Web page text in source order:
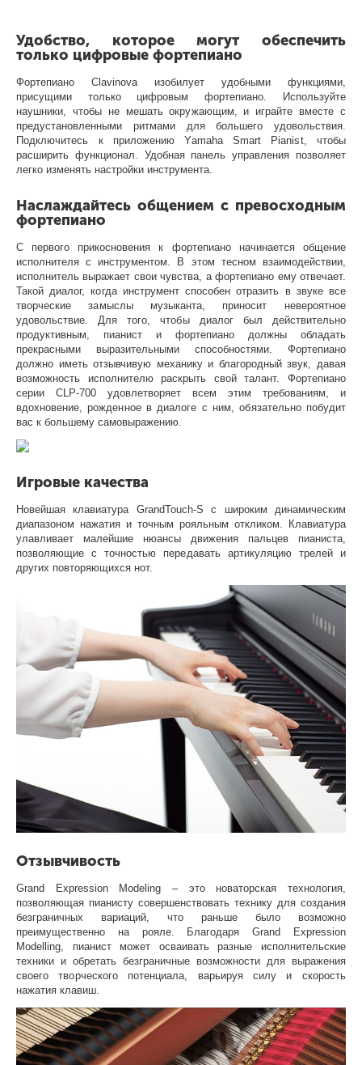
Удобство, которое могут обеспечить
только цифровые фортепиано
Фортепиано Clavinova изобилует удобными функциями,
присущими только цифровым фортепиано. Используйте
наушники, чтобы не мешать окружающим, и играйте вместе с
предустановленными ритмами для большего удовольствия.
Подключитесь к приложению Yamaha Smart Pianist, чтобы
расширить функционал. Удобная панель управления позволяет
легко изменять настройки инструмента.
Наслаждайтесь общением с превосходным
фортепиано
С первого прикосновения к фортепиано начинается общение
исполнителя с инструментом. В этом тесном взаимодействии,
исполнитель выражает свои чувства, а фортепиано ему отвечает.
Такой диалог, когда инструмент способен отразить в звуке все
творческие замыслы музыканта, приносит невероятное
удовольствие. Для того, чтобы диалог был действительно
продуктивным, пианист и фортепиано должны обладать
прекрасными выразительными способностями. Фортепиано
должно иметь отзывчивую механику и благородный звук, давая
возможность исполнителю раскрыть свой талант. Фортепиано
серии CLP-700 удовлетворяет всем этим требованиям, и
вдохновение, рожденное в диалоге с ним, обязательно побудит
вас к большему самовыражению.
Игровые качества
Новейшая клавиатура GrandTouch-S с широким динамическим
диапазоном нажатия и точным рояльным откликом. Клавиатура
улавливает малейшие нюансы движения пальцев пианиста,
позволяющие с точностью передавать артикуляцию трелей и
других повторяющихся нот.
Отзывчивость
Grand Expression Modeling – это новаторская технология,
позволяющая пианисту совершенствовать технику для создания
безграничных вариаций, что раньше было возможно
преимущественно на рояле. Благодаря Grand Expression
Modelling, пианист может осваивать разные исполнительские
техники и обретать безграничные возможности для выражения
своего творческого потенциала, варьируя силу и скорость
нажатия клавиш.